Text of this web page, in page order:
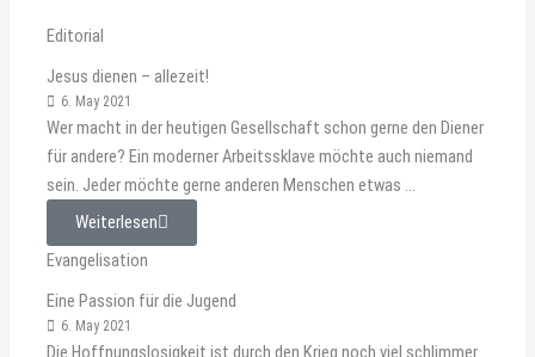
Editorial
Jesus dienen – allezeit!
6. May 2021
Wer macht in der heutigen Gesellschaft schon gerne den Diener
für andere? Ein moderner Arbeitssklave möchte auch niemand
sein. Jeder möchte gerne anderen Menschen etwas ...
Weiterlesen
Evangelisation
Eine Passion für die Jugend
6. May 2021